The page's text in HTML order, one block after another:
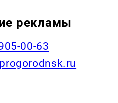
рекламы
00-63